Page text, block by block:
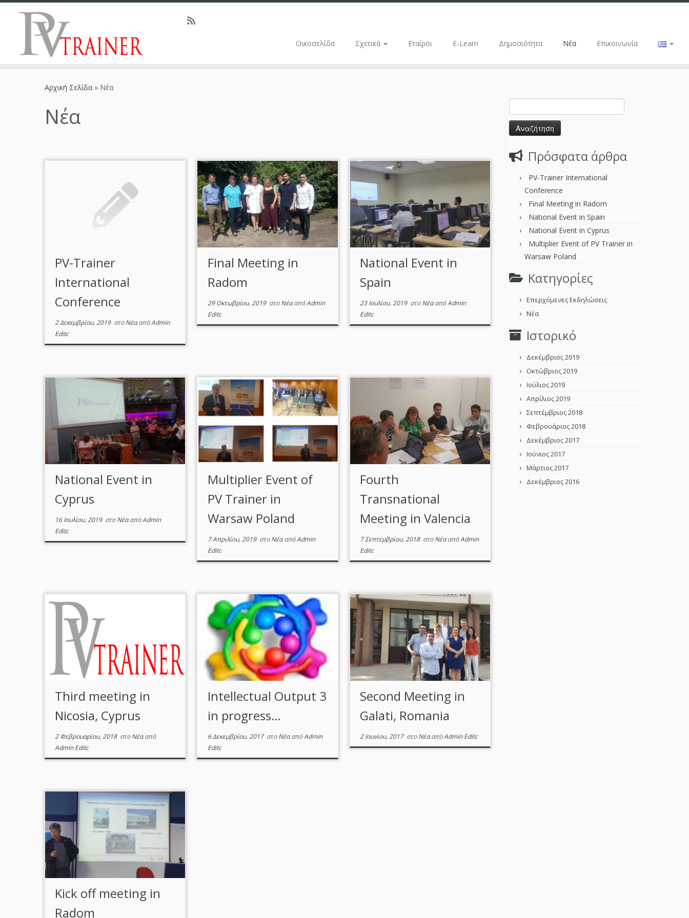
Οικοσελίδα Σχετικά Εταίροι E-Learn Δημοσιότητα Νέα Επικοινωνία
Αρχική Σελίδα » Νέα
Νέα
PV-Trainer
International
Conference
2 Δεκεμβρίου, 2019στοΝέααπόAdmin
Editc
Final Meeting in
Radom
29 Οκτωβρίου, 2019στοΝέααπόAdmin
Editc
National Event in
Spain
23 Ιουλίου, 2019στοΝέααπόAdmin
Editc
National Event in
Cyprus
16 Ιουλίου, 2019στοΝέααπόAdmin
Editc
Multiplier Event of
PV Trainer in
Warsaw Poland
7 Απριλίου, 2019στοΝέααπόAdmin
Editc
Fourth
Transnational
Meeting in Valencia
7 Σεπτεμβρίου, 2018στοΝέααπόAdmin
Editc
Third meeting in
Nicosia, Cyprus
2 Φεβρουαρίου, 2018στοΝέααπό
Admin Editc
Intellectual Output 3
in progress…
6 Δεκεμβρίου, 2017στοΝέααπόAdmin
Editc
Second Meeting in
Galati, Romania
2 Ιουνίου, 2017στοΝέααπόAdmin Editc
Kick off meeting in
Radom
Πρόσφατα άρθρα
PV-Trainer International
Conference
Final Meeting in Radom
National Event in Spain
National Event in Cyprus
Multiplier Event of PV Trainer in
Warsaw Poland
Kατηγορίες
Επερχόμενες Εκδηλώσεις
Νέα
Ιστορικό
Δεκέμβριος 2019
Οκτώβριος 2019
Ιούλιος 2019
Απρίλιος 2019
Σεπτέμβριος 2018
Φεβρουάριος 2018
Δεκέμβριος 2017
Ιούνιος 2017
Μάρτιος 2017
Δεκέμβριος 2016